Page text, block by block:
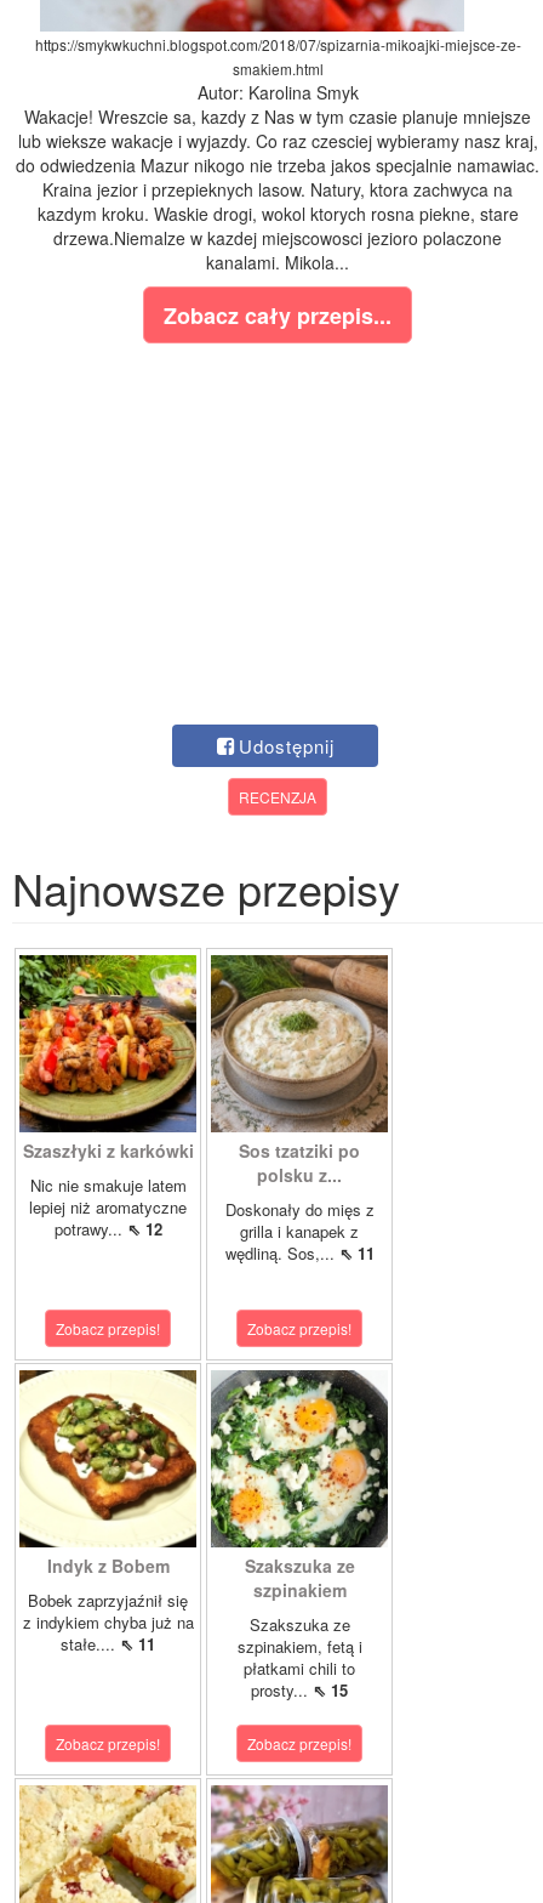
https://smykwkuchni.blogspot.com/2018/07/spizarnia-mikoajki-miejsce-ze-
smakiem.html
Autor: Karolina Smyk
Wakacje! Wreszcie sa, kazdy z Nas w tym czasie planuje mniejsze
lub wieksze wakacje i wyjazdy. Co raz czesciej wybieramy nasz kraj,
do odwiedzenia Mazur nikogo nie trzeba jakos specjalnie namawiac.
Kraina jezior i przepieknych lasow. Natury, ktora zachwyca na
kazdym kroku. Waskie drogi, wokol ktorych rosna piekne, stare
drzewa.Niemalze w kazdej miejscowosci jezioro polaczone
kanalami. Mikola...
Zobacz cały przepis...
Udostępnij
RECENZJA
Najnowsze przepisy
Szaszłyki z karkówki
Nic nie smakuje latem
lepiej niż aromatyczne
potrawy... ⇖ 12
Zobacz przepis!
Sos tzatziki po
polsku z...
Doskonały do mięs z
grilla i kanapek z
wędliną. Sos,... ⇖ 11
Zobacz przepis!
Indyk z Bobem
Bobek zaprzyjaźnił się
z indykiem chyba już na
stałe.... ⇖ 11
Zobacz przepis!
Szakszuka ze
szpinakiem
Szakszuka ze
szpinakiem, fetą i
płatkami chili to
prosty... ⇖ 15
Zobacz przepis!